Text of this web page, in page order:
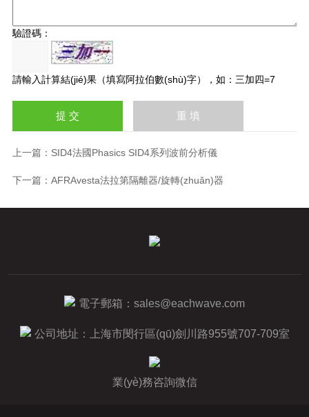
驗證碼：
請輸入計算結(jié)果（填寫阿拉伯數(shù)字），如：三加四=7
上一篇： SID4法國Phasics SID4系列波前分析儀
下一篇： AFRAvesta法拉第隔離器/旋轉(zhuǎn)器
電子郵箱： sales@eachwave.com
公司地址：上海市閔行區(qū)劍川路955號707-709室
業(yè)務咨詢微信